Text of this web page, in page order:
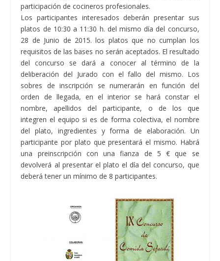
participación de cocineros profesionales.
Los participantes interesados deberán presentar sus
platos de 10:30 a 11:30 h. del mismo día del concurso,
28 de Junio de 2015. los platos que no cumplan los
requisitos de las bases no serán aceptados. El resultado
del concurso se dará a conocer al término de la
deliberación del Jurado con el fallo del mismo. Los
sobres de inscripción se numerarán en función del
orden de llegada, en el interior se hará constar el
nombre, apellidos del participante, o de los que
integren el equipo si es de forma colectiva, el nombre
del plato, ingredientes y forma de elaboración. Un
participante por plato que presentará el mismo. Habrá
una preinscripción con una fianza de 5 € que se
devolverá al presentar el plato el día del concurso, que
deberá tener un mínimo de 8 participantes.